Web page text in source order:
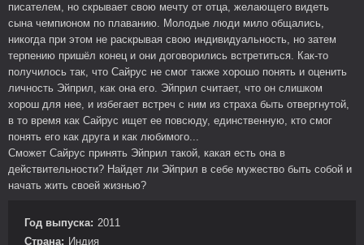
писателем, но скрывает свою мечту от отца, желающего видеть
сына чемпионом по плаванию. Молодые люди мило общались,
никогда при этом не раскрывая свою индивидуальность, но затем
терпению пришёл конец и они договорились встретиться. Как-то
получилось так, что Сайрус не смог также хорошо понять и оценить
личность Эйприл, как она его. Эйприл считает, что он слишком
хорош для нее, и избегает встреч с ним из страха быть отвергнутой,
в то время как Сайрус ищет ее повсюду, единственную, кто смог
понять его как друга и как любимого...
Сможет Сайрус принять Эйприл такой, какая есть она в
действительности? Найдет ли Эйприл в себе мужество быть собой и
начать жить своей жизнью?
Год выпуска: 2011
Страна: Индия